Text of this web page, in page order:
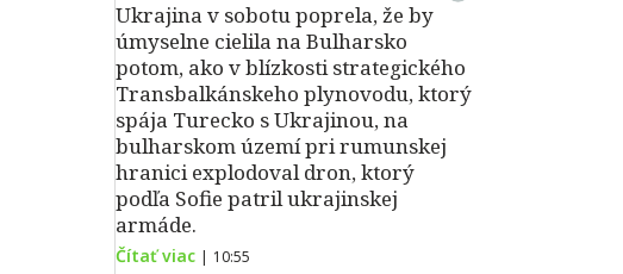
Ukrajina v sobotu poprela, že by
úmyselne cielila na Bulharsko
potom, ako v blízkosti strategického
Transbalkánskeho plynovodu, ktorý
spája Turecko s Ukrajinou, na
bulharskom území pri rumunskej
hranici explodoval dron, ktorý
podľa Sofie patril ukrajinskej
armáde.
Čítať viac | 10:55